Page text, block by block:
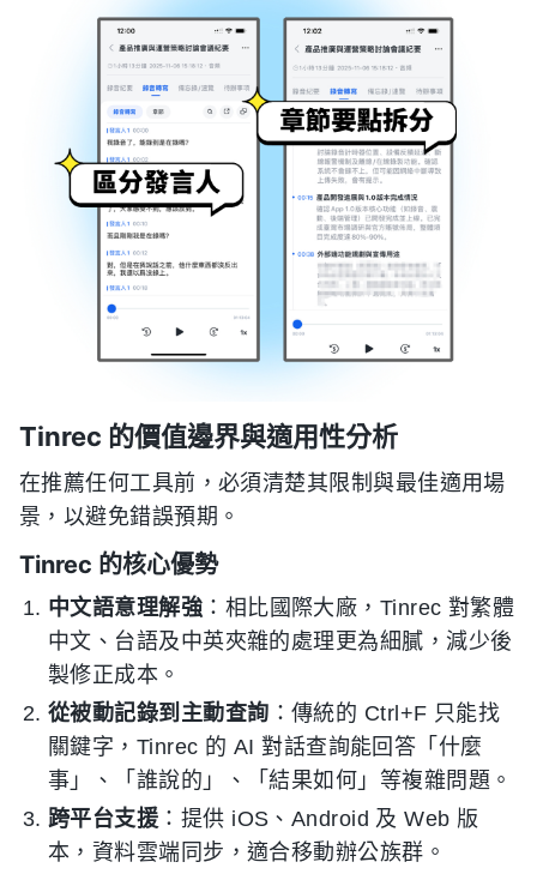
Tinrec 的價值邊界與適用性分析
在推薦任何工具前，必須清楚其限制與最佳適用場
景，以避免錯誤預期。
Tinrec 的核心優勢
中文語意理解強 ：相比國際大廠，Tinrec 對繁體
中文、台語及中英夾雜的處理更為細膩，減少後
製修正成本。
從被動記錄到主動查詢 ：傳統的 Ctrl+F 只能找
關鍵字，Tinrec 的 AI 對話查詢能回答「什麼
事」、「誰說的」、「結果如何」等複雜問題。
跨平台支援 ：提供 iOS、Android 及 Web 版
本，資料雲端同步，適合移動辦公族群。